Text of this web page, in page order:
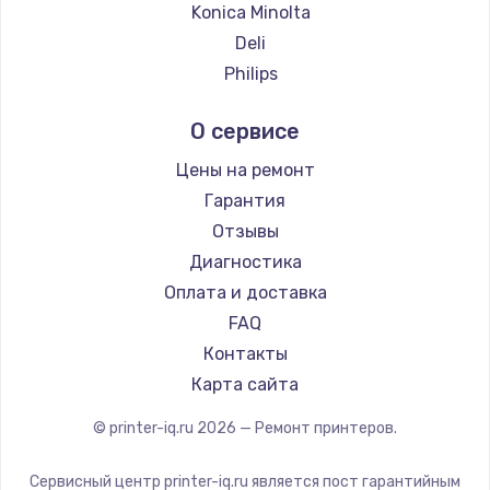
Konica Minolta
Deli
Philips
Kodak
Lexmark
TSC
Fujitsu
Godex
О сервисе
Цены на ремонт
Гарантия
Отзывы
Диагностика
Оплата и доставка
FAQ
Контакты
Карта сайта
© printer-iq.ru 2026 — Ремонт принтеров.
Сервисный центр printer-iq.ru является пост гарантийным